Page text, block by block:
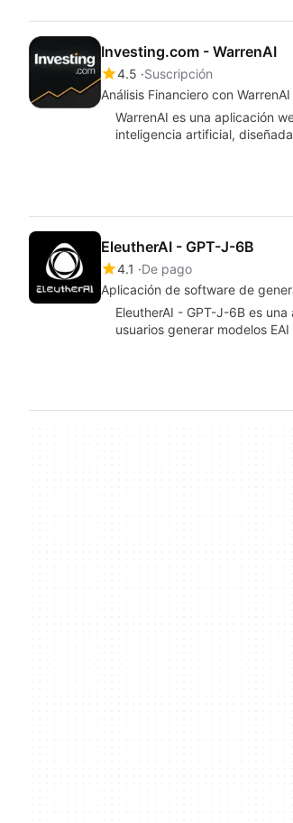
Investing.com - WarrenAI
4.5 Suscripción
Análisis Financiero con WarrenAI
WarrenAI es una aplicación
inteligencia artificial,
EleutherAI - GPT-J-6B
4.1
De pago
Aplicación de software de
EleutherAI - GPT-J-6B es
usuarios generar modelos